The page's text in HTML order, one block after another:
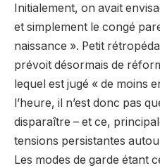
Initialement, on avait
et simplement le congé
naissance ». Petit
prévoit désormais de
lequel est jugé « de moins
l’heure, il n’est donc pas
disparaître – et ce,
tensions persistantes
Les modes de garde étant